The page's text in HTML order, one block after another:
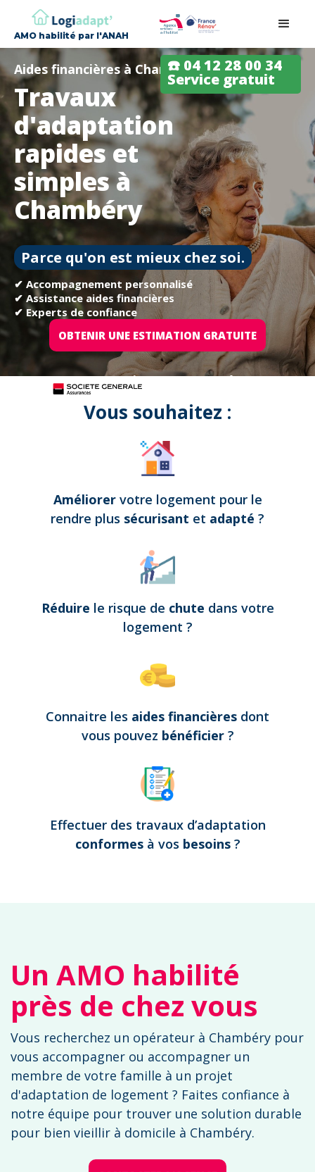
AMO habilité par l'ANAH
☎️ 04 12 28 00 34
Service gratuit
Aides financières à Chambéry
Travaux
d'adaptation
rapides et
simples à
Chambéry
Parce qu'on est mieux chez soi.
✔ Accompagnement personnalisé
✔ Assistance aides financières
✔ Experts de confiance
OBTENIR UNE ESTIMATION GRATUITE
Tous nos projets sont assurés par
Vous souhaitez :
Améliorer votre logement pour le
rendre plus sécurisant et adapté ?
Réduire le risque de chute dans votre
logement ?
Connaitre les aides financières dont
vous pouvez bénéficier ?
Effectuer des travaux d’adaptation
conformes à vos besoins ?
Un AMO habilité
près de chez vous
Vous recherchez un opérateur à Chambéry pour
vous accompagner ou accompagner un
membre de votre famille à un projet
d'adaptation de logement ? Faites confiance à
notre équipe pour trouver une solution durable
pour bien vieillir à domicile à Chambéry.